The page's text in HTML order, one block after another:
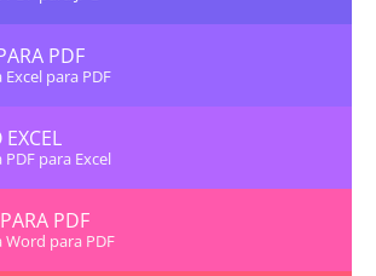
PDF
para PDF
para Excel
PDF
para PDF